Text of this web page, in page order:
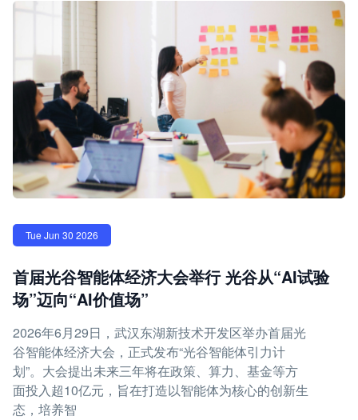
Tue Jun 30 2026
首届光谷智能体经济大会举行 光谷从“AI试验
场”迈向“AI价值场”
2026年6月29日，武汉东湖新技术开发区举办首届光
谷智能体经济大会，正式发布“光谷智能体引力计
划”。大会提出未来三年将在政策、算力、基金等方
面投入超10亿元，旨在打造以智能体为核心的创新生
态，培养智